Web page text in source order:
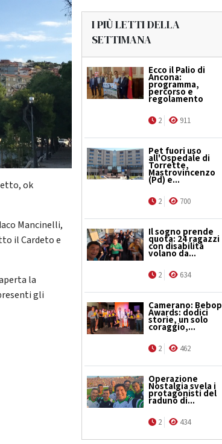
ok
Mancinelli,
il Cardeto e
la
gli
I PIÙ LETTI DELLA
SETTIMANA
Ecco il Palio di
Ancona:
programma,
percorso e
regolamento
2 911
Pet fuori uso
all'Ospedale di
Torrette,
Mastrovincenzo
(Pd) e...
2 700
Il sogno prende
quota: 24 ragazzi
con disabilità
volano da...
2 634
Camerano: Bebop
Awards: dodici
storie, un solo
coraggio,...
2 462
Operazione
Nostalgia svela i
protagonisti del
raduno di...
2 434